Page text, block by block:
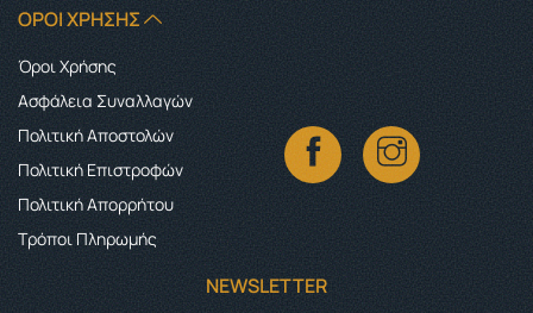
ΌΡΟΙ ΧΡΉΣΗΣ
Όροι Χρήσης
Ασφάλεια Συναλλαγών
Πολιτική Αποστολών
Πολιτική Επιστροφών
Πολιτική Απορρήτου
Τρόποι Πληρωμής
NEWSLETTER